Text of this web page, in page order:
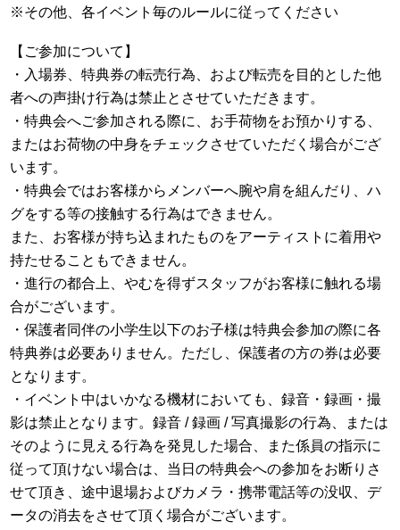
※その他、各イベント毎のルールに従ってください
【ご参加について】
・入場券、特典券の転売行為、および転売を目的とした他
者への声掛け行為は禁止とさせていただきます。
・特典会へご参加される際に、お手荷物をお預かりする、
またはお荷物の中身をチェックさせていただく場合がござ
います。
・特典会ではお客様からメンバーへ腕や肩を組んだり、ハ
グをする等の接触する行為はできません。
また、お客様が持ち込まれたものをアーティストに着用や
持たせることもできません。
・進行の都合上、やむを得ずスタッフがお客様に触れる場
合がございます。
・保護者同伴の小学生以下のお子様は特典会参加の際に各
特典券は必要ありません。ただし、保護者の方の券は必要
となります。
・イベント中はいかなる機材においても、録音・録画・撮
影は禁止となります。録音 / 録画 / 写真撮影の行為、または
そのように見える行為を発見した場合、また係員の指示に
従って頂けない場合は、当日の特典会への参加をお断りさ
せて頂き、途中退場およびカメラ・携帯電話等の没収、デ
ータの消去をさせて頂く場合がございます。